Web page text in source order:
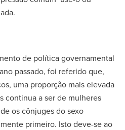
de política governamental
passado, foi referido que,
uma proporção mais elevada
continua a ser de mulheres
os cônjuges do sexo
primeiro. Isto deve-se ao